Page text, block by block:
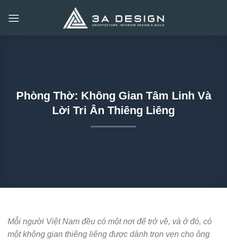
qua
Phòng Thờ: Không Gian Tâm Linh Và
Lời Tri Ân Thiêng Liêng
Mỗi người Việt Nam đều có một nơi để trở về, và ở đó, có
một không gian thiêng liêng được dành trọn vẹn cho ông